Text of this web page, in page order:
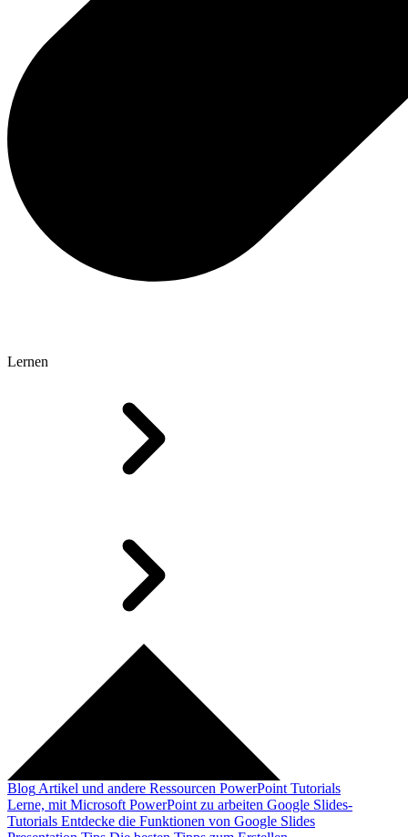
Lernen
Blog Artikel und andere Ressourcen PowerPoint Tutorials
Lerne, mit Microsoft PowerPoint zu arbeiten Google Slides-
Tutorials Entdecke die Funktionen von Google Slides